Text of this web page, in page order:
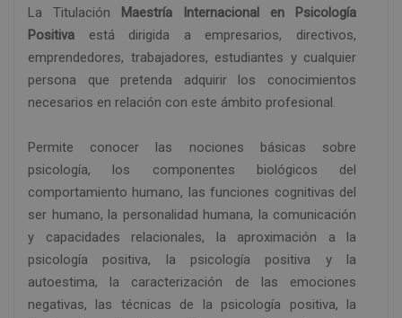
La Titulación
Maestría Internacional en Psicología
Positiva está dirigida a empresarios, directivos,
emprendedores, trabajadores, estudiantes y cualquier
persona que pretenda adquirir los conocimientos
necesarios en relación con este ámbito profesional.
Permite conocer las nociones básicas sobre
psicología, los componentes biológicos del
comportamiento humano, las funciones cognitivas del
ser humano, la personalidad humana, la comunicación
y capacidades relacionales, la aproximación a la
psicología positiva, la psicología positiva y la
autoestima, la caracterización de las emociones
negativas, las técnicas de la psicología positiva, la